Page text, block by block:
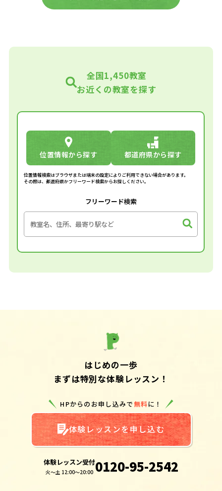
全国1,450教室
お近くの教室を探す
位置情報から探す 都道府県から探す
位置情報検索はブラウザまたは端末の設定によりご利用できない場合があります。
その際は、都道府県かフリーワード検索からお探しください。
フリーワード検索
はじめの一歩
まずは特別な体験レッスン！
HPからのお申し込みで無料に！
体験レッスンを申し込む
体験レッスン受付
火～土 12:00～20:00 0120-95-2542